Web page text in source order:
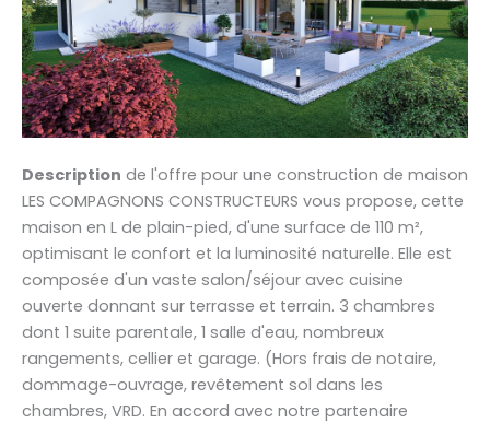
Description de l'offre pour une construction de maison
LES COMPAGNONS CONSTRUCTEURS vous propose, cette
maison en L de plain-pied, d'une surface de 110 m²,
optimisant le confort et la luminosité naturelle. Elle est
composée d'un vaste salon/séjour avec cuisine
ouverte donnant sur terrasse et terrain. 3 chambres
dont 1 suite parentale, 1 salle d'eau, nombreux
rangements, cellier et garage. (Hors frais de notaire,
dommage-ouvrage, revêtement sol dans les
chambres, VRD. En accord avec notre partenaire